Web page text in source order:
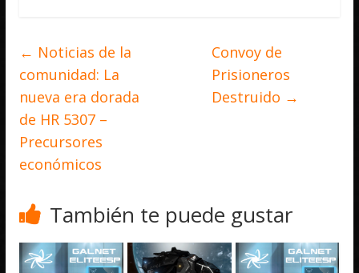
← Noticias de la
comunidad: La
nueva era dorada
de HR 5307 –
Precursores
económicos
Convoy de
Prisioneros
Destruido →
También te puede gustar